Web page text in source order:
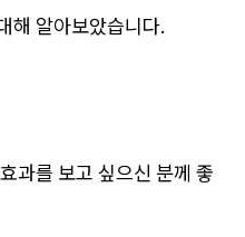
해 알아보았습니다.
과를 보고 싶으신 분께 좋